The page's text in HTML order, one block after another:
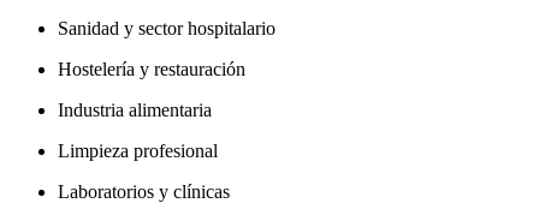
Sanidad y sector hospitalario
Hostelería y restauración
Industria alimentaria
Limpieza profesional
Laboratorios y clínicas